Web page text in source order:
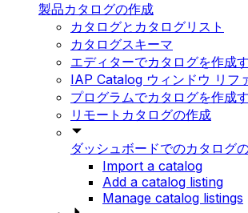
製品カタログの作成
カタログとカタログリスト
カタログスキーマ
エディターでカタログを作成
IAP Catalog ウィンドウ リフ
プログラムでカタログを作成
リモートカタログの作成
ダッシュボードでのカタログ
Import a catalog
Add a catalog listing
Manage catalog listings